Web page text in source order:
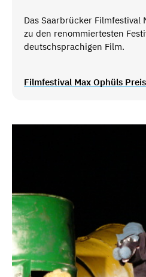
Das Saarbrücker Filmfestival
zu den renommiertesten
deutschsprachigen Film.
Filmfestival Max Ophüls Preis